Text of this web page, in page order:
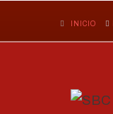
INICIO